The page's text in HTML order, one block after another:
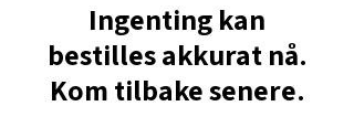
Ingenting kan
bestilles akkurat nå.
Kom tilbake senere.